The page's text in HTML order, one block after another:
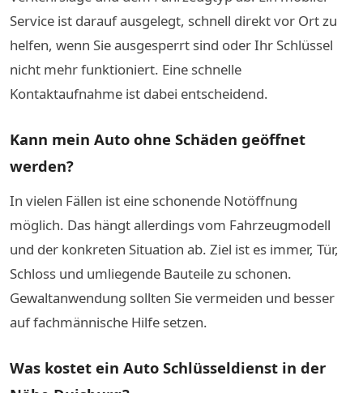
Service ist darauf ausgelegt, schnell direkt vor Ort zu
helfen, wenn Sie ausgesperrt sind oder Ihr Schlüssel
nicht mehr funktioniert. Eine schnelle
Kontaktaufnahme ist dabei entscheidend.
Kann mein Auto ohne Schäden geöffnet
werden?
In vielen Fällen ist eine schonende Notöffnung
möglich. Das hängt allerdings vom Fahrzeugmodell
und der konkreten Situation ab. Ziel ist es immer, Tür,
Schloss und umliegende Bauteile zu schonen.
Gewaltanwendung sollten Sie vermeiden und besser
auf fachmännische Hilfe setzen.
Was kostet ein Auto Schlüsseldienst in der